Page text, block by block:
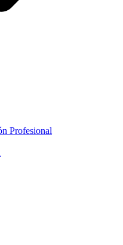
Profesional